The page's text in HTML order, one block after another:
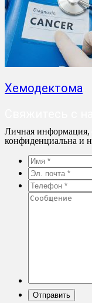
Хемодектома
Личная информация,
конфиденциальна и